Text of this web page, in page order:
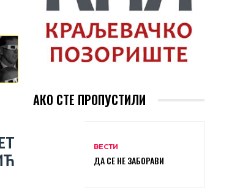
АКО СТЕ ПРОПУСТИЛИ
ВЕСТИ
ДА СЕ НЕ ЗАБОРАВИ